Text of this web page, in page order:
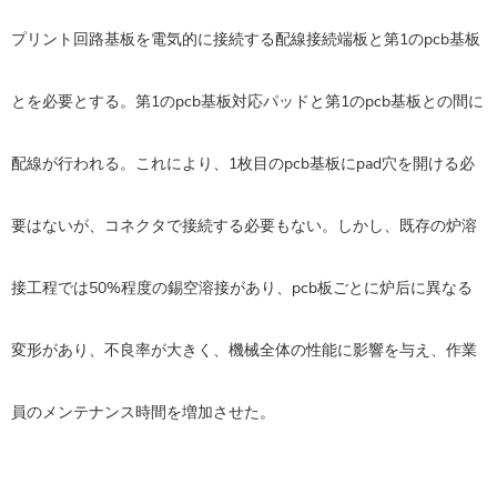
プリント回路基板を電気的に接続する配線接続端板と第1のpcb基板
とを必要とする。第1のpcb基板対応パッドと第1のpcb基板との間に
配線が行われる。これにより、1枚目のpcb基板にpad穴を開ける必
要はないが、コネクタで接続する必要もない。しかし、既存の炉溶
接工程では50%程度の錫空溶接があり、pcb板ごとに炉后に異なる
変形があり、不良率が大きく、機械全体の性能に影響を与え、作業
員のメンテナンス時間を増加させた。